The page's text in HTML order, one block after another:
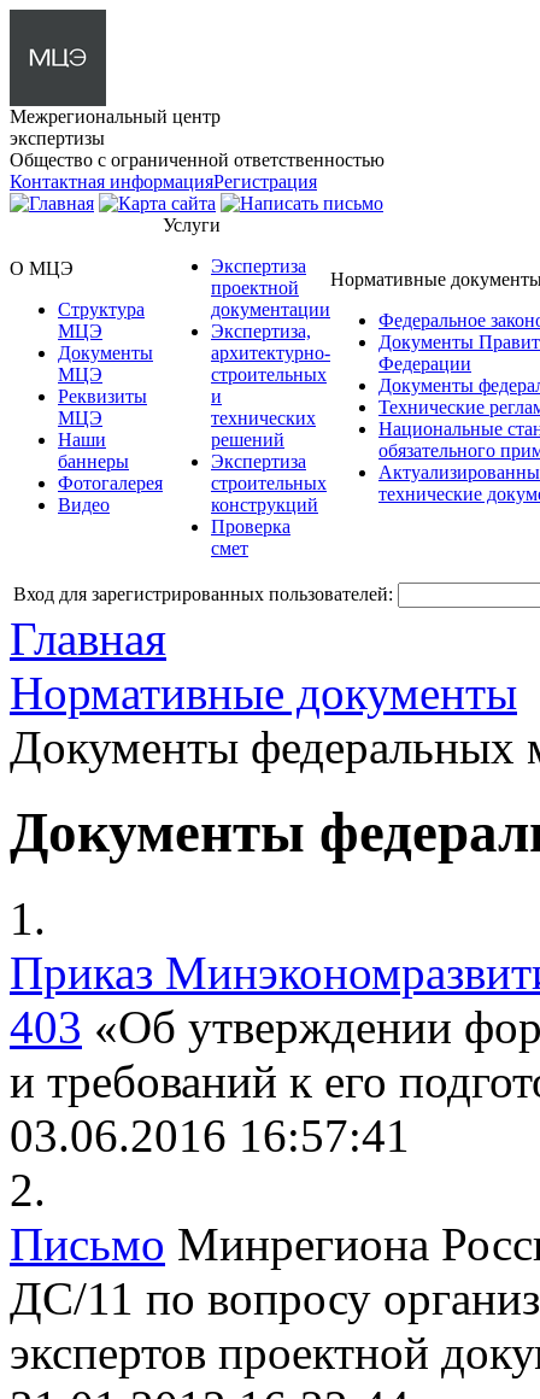
Межрегиональный центр
экспертизы
Общество с ограниченной ответственностью
Контактная информацияРегистрация
О МЦЭ
Структура
МЦЭ
Документы
МЦЭ
Реквизиты
МЦЭ
Наши
баннеры
Фотогалерея
Видео
Услуги
Экспертиза
проектной
документации
Экспертиза,
архитектурно-
строительных
и
технических
решений
Экспертиза
строительных
конструкций
Проверка
смет
Нормативные
Федеральное
Документы
Федерации
Документы
Технические
Национальные
обязательного
технические
Вход для зарегистрированных пользователей:
Главная
Нормативные документы
Документы федеральных
Документы
1.
Приказ
403 «Об утверждении
и требований к его
03.06.2016 16:57:41
2.
Письмо Минрегиона
ДС/11 по вопросу
экспертов проектной